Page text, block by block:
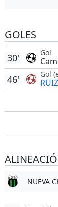
GOLES
Gol
30'
Gol
46'
NUEVA